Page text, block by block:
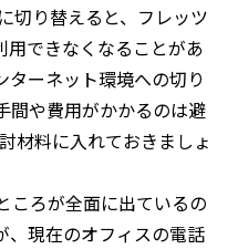
切り替えると、フレッツ
用できなくなることがあ
ターネット環境への切り
間や費用がかかるのは避
材料に入れておきましょ
ころが全面に出ているの
、現在のオフィスの電話